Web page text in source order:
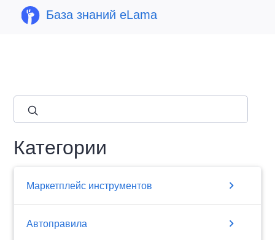
База знаний eLama
Категории
Маркетплейс инструментов chevron_right
Автоправила chevron_right